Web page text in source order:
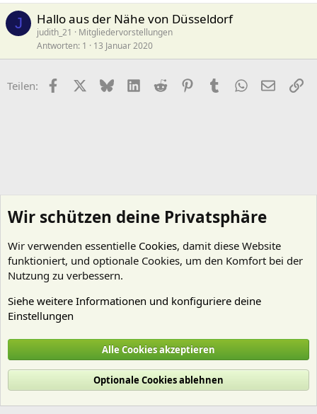
J Hallo aus der Nähe von Düsseldorf
judith_21
Mitgliedervorstellungen
Antworten 1 13 Januar 2020
Teilen: FacebookX (Twitter)
BlueskyLinkedIn
Reddit PinterestTumblr WhatsApp
E-Mail
Cookies
Deutsch (Du)
Nutzungsbedingungen
Datenschutz Hilfe und Impressum
R
Wir schützen deine Privatsphäre
Wir verwenden essentielle Cookies, damit diese Website
funktioniert, und optionale Cookies, um den Komfort bei der
Nutzung zu verbessern.
Siehe weitere Informationen und konfiguriere deine
Einstellungen
Alle Cookies akzeptieren
Optionale Cookies ablehnen